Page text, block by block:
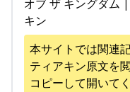
オブ ザ キングダム
キン
本サイトでは関連
ティアキン原文を
コピーして開いてく